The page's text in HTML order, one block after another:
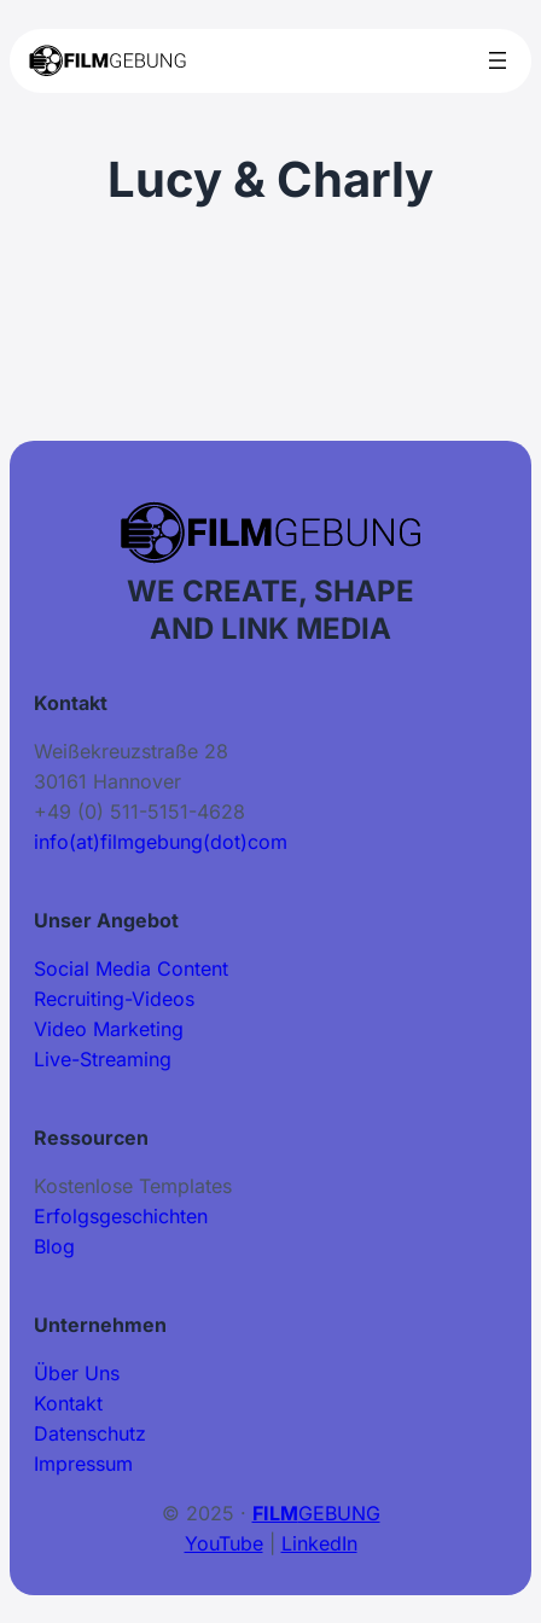
Lucy & Charly
WE CREATE, SHAPE
AND LINK MEDIA
Kontakt
Weißekreuzstraße 28
30161 Hannover
+49 (0) 511-5151-4628
info(at)filmgebung(dot)com
Unser Angebot
Social Media Content
Recruiting-Videos
Video Marketing
Live-Streaming
Ressourcen
Kostenlose Templates
Erfolgsgeschichten
Blog
Unternehmen
Über Uns
Kontakt
Datenschutz
Impressum
© 2025 · FILMGEBUNG
YouTube| LinkedIn